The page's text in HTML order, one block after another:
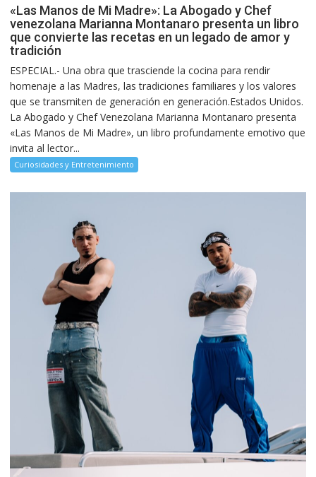
«Las Manos de Mi Madre»: La Abogado y Chef
venezolana Marianna Montanaro presenta un libro
que convierte las recetas en un legado de amor y
tradición
ESPECIAL.- Una obra que trasciende la cocina para rendir
homenaje a las Madres, las tradiciones familiares y los valores
que se transmiten de generación en generación.Estados Unidos.
La Abogado y Chef Venezolana Marianna Montanaro presenta
«Las Manos de Mi Madre», un libro profundamente emotivo que
invita al lector...
Curiosidades y Entretenimiento